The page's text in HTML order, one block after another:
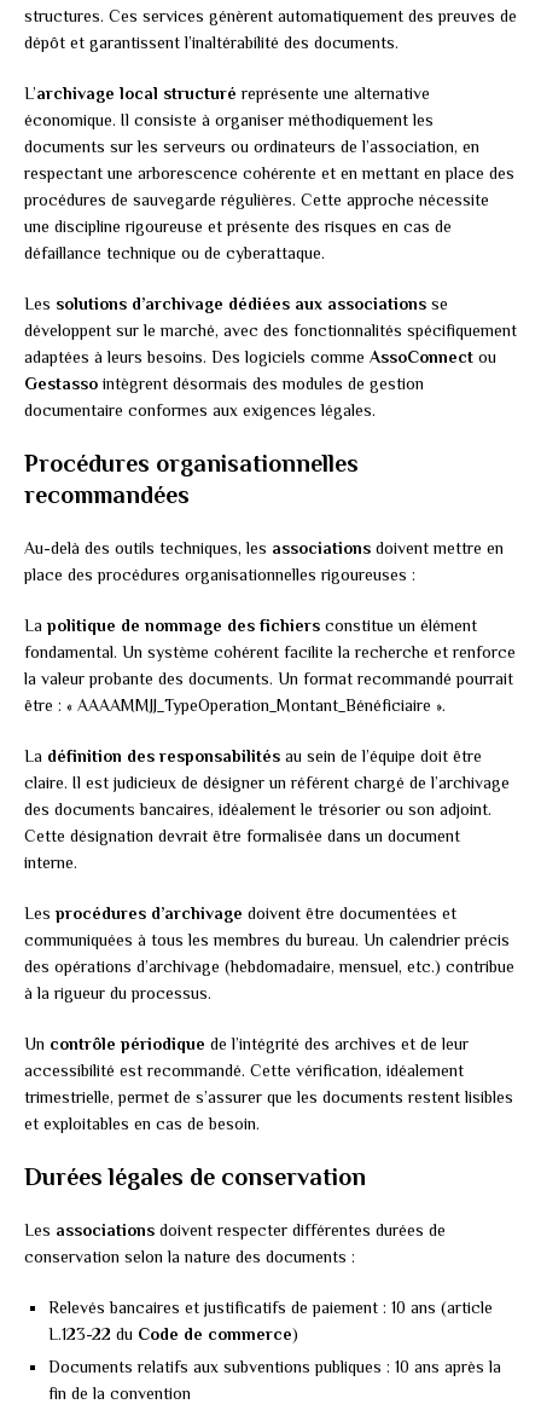
structures. Ces services génèrent automatiquement des preuves de
dépôt et garantissent l’inaltérabilité des documents.
L’archivage local structuré représente une alternative
économique. Il consiste à organiser méthodiquement les
documents sur les serveurs ou ordinateurs de l’association, en
respectant une arborescence cohérente et en mettant en place des
procédures de sauvegarde régulières. Cette approche nécessite
une discipline rigoureuse et présente des risques en cas de
défaillance technique ou de cyberattaque.
Les solutions d’archivage dédiées aux associations se
développent sur le marché, avec des fonctionnalités spécifiquement
adaptées à leurs besoins. Des logiciels comme AssoConnect ou
Gestasso intègrent désormais des modules de gestion
documentaire conformes aux exigences légales.
Procédures organisationnelles
recommandées
Au-delà des outils techniques, les associations doivent mettre en
place des procédures organisationnelles rigoureuses :
La politique de nommage des fichiers constitue un élément
fondamental. Un système cohérent facilite la recherche et renforce
la valeur probante des documents. Un format recommandé pourrait
être : « AAAAMMJJ_TypeOperation_Montant_Bénéficiaire ».
La définition des responsabilités au sein de l’équipe doit être
claire. Il est judicieux de désigner un référent chargé de l’archivage
des documents bancaires, idéalement le trésorier ou son adjoint.
Cette désignation devrait être formalisée dans un document
interne.
Les procédures d’archivage doivent être documentées et
communiquées à tous les membres du bureau. Un calendrier précis
des opérations d’archivage (hebdomadaire, mensuel, etc.) contribue
à la rigueur du processus.
Un contrôle périodique de l’intégrité des archives et de leur
accessibilité est recommandé. Cette vérification, idéalement
trimestrielle, permet de s’assurer que les documents restent lisibles
et exploitables en cas de besoin.
Durées légales de conservation
Les associations doivent respecter différentes durées de
conservation selon la nature des documents :
Relevés bancaires et justificatifs de paiement : 10 ans (article
L.123-22 du Code de commerce)
Documents relatifs aux subventions publiques : 10 ans après la
fin de la convention